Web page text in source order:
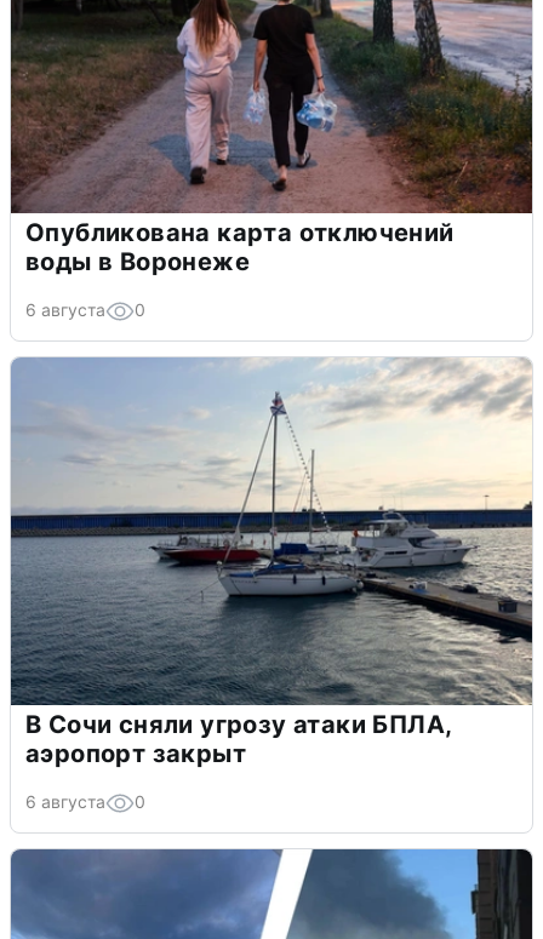
Опубликована карта отключений
воды в Воронеже
6 августа 0
В Сочи сняли угрозу атаки БПЛА,
аэропорт закрыт
6 августа 0